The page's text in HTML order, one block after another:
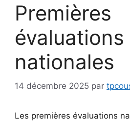
Premières
évaluations
nationales
14 décembre 2025 par
Les premières évaluations